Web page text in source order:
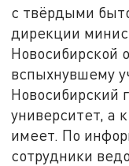
с твёрдыми
дирекции
Новосибирской
вспыхнувшему
Новосибирский
университет, а
имеет. По
сотрудники